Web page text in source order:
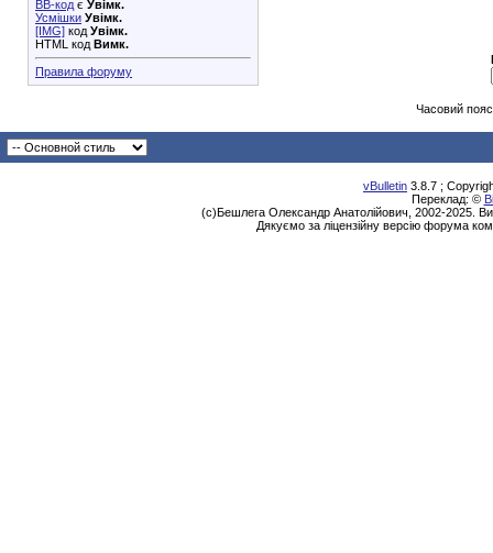
BB-код є Увімк.
Усмішки Увімк.
[IMG] код Увімк.
HTML код Вимк.
Правила форуму
Часовий
vBulletin 3.8.7 ;
Переклад: ©
(с)Бешлега Олександр Анатолійович, 2002-2025.
Дякуємо за ліцензійну версію форума